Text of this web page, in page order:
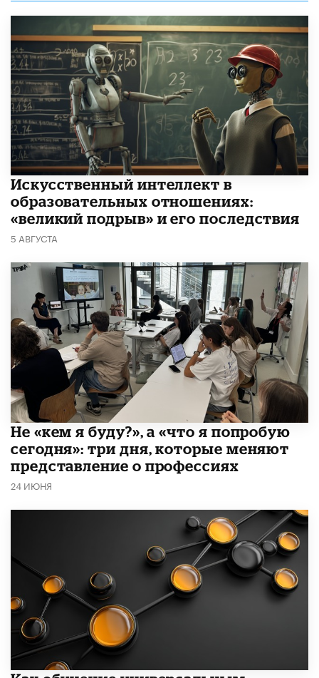
​Искусственный интеллект в
образовательных отношениях:
«великий подрыв» и его последствия
5 АВГУСТА
Не «кем я буду?», а «что я попробую
сегодня»: три дня, которые меняют
представление о профессиях
24 ИЮНЯ